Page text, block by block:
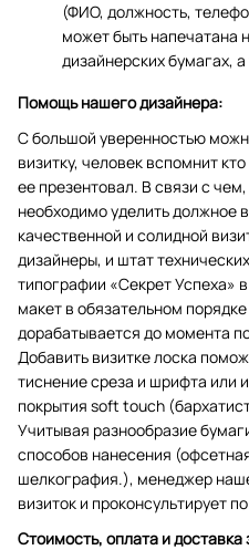
(ФИО, должность,
может быть напечатана
дизайнерских бумагах,
Помощь нашего дизайнера:
С большой уверенностью
визитку, человек вспомнит
ее презентовал. В связи с
необходимо уделить должное
качественной и солидной
дизайнеры, и штат
типографии «Секрет Успеха»
макет в обязательном
дорабатывается до момента
Добавить визитке лоска
тиснение среза и шрифта или
покрытия soft touch
Учитывая разнообразие
способов нанесения
шелкография.), менеджер
визиток и проконсультирует
Стоимость, оплата и доставка